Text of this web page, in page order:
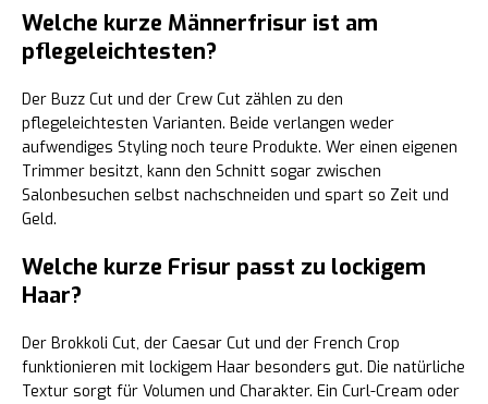
Welche kurze Männerfrisur ist am
pflegeleichtesten?
Der Buzz Cut und der Crew Cut zählen zu den
pflegeleichtesten Varianten. Beide verlangen weder
aufwendiges Styling noch teure Produkte. Wer einen eigenen
Trimmer besitzt, kann den Schnitt sogar zwischen
Salonbesuchen selbst nachschneiden und spart so Zeit und
Geld.
Welche kurze Frisur passt zu lockigem
Haar?
Der Brokkoli Cut, der Caesar Cut und der French Crop
funktionieren mit lockigem Haar besonders gut. Die natürliche
Textur sorgt für Volumen und Charakter. Ein Curl-Cream oder